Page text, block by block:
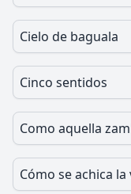
Cielo de baguala
Cinco sentidos
Como aquella
Cómo se achica la